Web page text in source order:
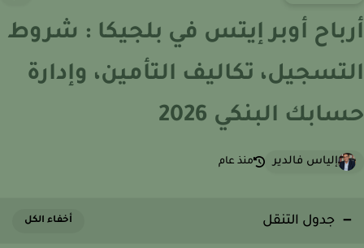
أوبر إيتس في بلجيكا : شروط
تكاليف التأمين، وإدارة
البنكي 2026
إلياس فالدير منذ عام
جدول التنقل